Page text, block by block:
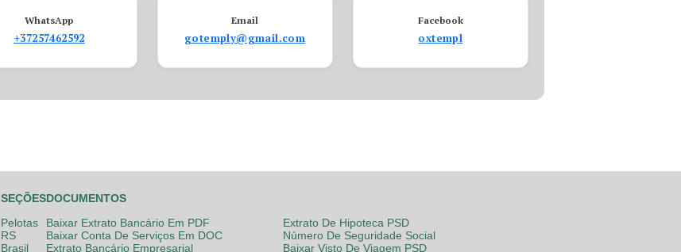
WhatsApp
+37257462592
Email
gotemply@gmail.com
Facebook
oxtempl
SEÇÕES
Pelotas
RS
Brasil
DOCUMENTOS
Baixar Extrato Bancário Em PDF
Baixar Conta De Serviços Em DOC
Extrato Bancário Empresarial
Extrato De Hipoteca PSD
Número De Seguridade Social
Baixar Visto De Viagem PSD